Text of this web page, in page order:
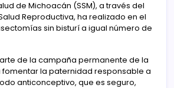
de Michoacán (SSM), a través del
Reproductiva, ha realizado en el
sin bisturí a igual número de
de la campaña permanente de la
la paternidad responsable a
anticonceptivo, que es seguro,